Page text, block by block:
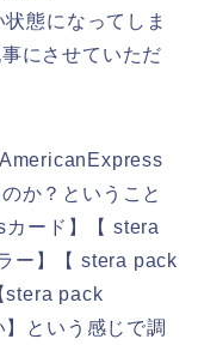
態になってしま
にさせていただ
か？ということ
ード】【 stera
ー】【 stera pack
pack
という感じで調